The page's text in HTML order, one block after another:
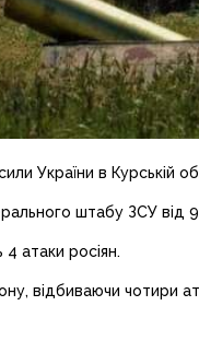
України в Курській
штабу ЗСУ від
4 атаки росіян.
відбиваючи чотири